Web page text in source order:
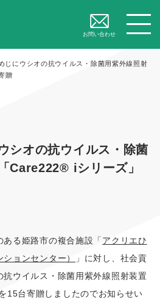
お問い合わせ
じにウシオの抗ウイルス・除菌用紫外線照射
贈
シオの抗ウイルス・除菌
Care222® iシリーズ」
ある姫路市の複合施設「アクリエひ
ョンセンター）
」に対し、社会貢
ウイルス・除菌用紫外線照射装置
15台寄贈しましたのでお知らせい